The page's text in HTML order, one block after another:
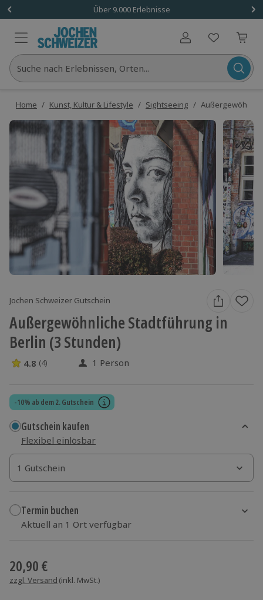
Über 9.000 Erlebnisse
Benutzerkonto
Suche nach Erlebnissen, Orten...
Home / Kunst, Kultur & Lifestyle / Sightseeing /
Jochen Schweizer Gutschein
Außergewöhnliche Stadtführung in
Berlin (3 Stunden)
4.8 Sterne von 5 aus 4 Bewertungen
4.8 (4) 1 Person
-10% ab dem 2. Gutschein
Gutschein kaufen
Flexibel einlösbar
1 Gutschein
1 Gutschein
1 Gutschein
Termin buchen
Aktuell an 1 Ort verfügbar
20,90 €
zzgl. Versand (inkl. MwSt.)